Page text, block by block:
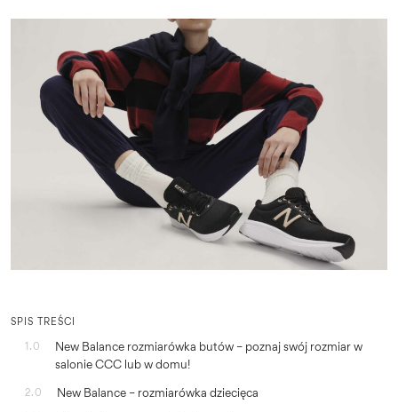
SPIS TREŚCI
1.0
New Balance rozmiarówka butów – poznaj swój rozmiar w
salonie CCC lub w domu!
2.0 New Balance – rozmiarówka dziecięca